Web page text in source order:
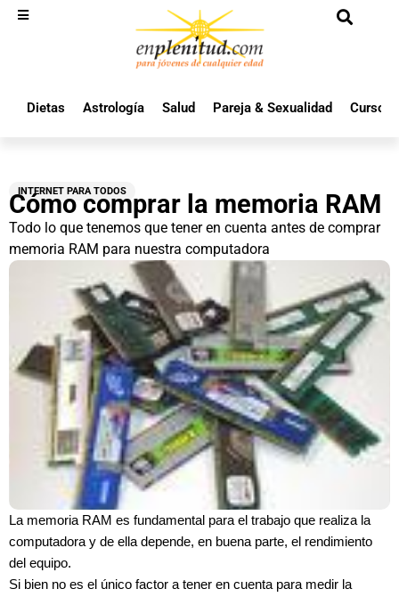
Dietas Astrología Salud Pareja & Sexualidad Cursos
INTERNET PARA TODOS
Cómo comprar la memoria RAM
Todo lo que tenemos que tener en cuenta antes de comprar
memoria RAM para nuestra computadora
La memoria RAM es fundamental para el trabajo que realiza la
computadora y de ella depende, en buena parte, el rendimiento
del equipo.
Si bien no es el único factor a tener en cuenta para medir la